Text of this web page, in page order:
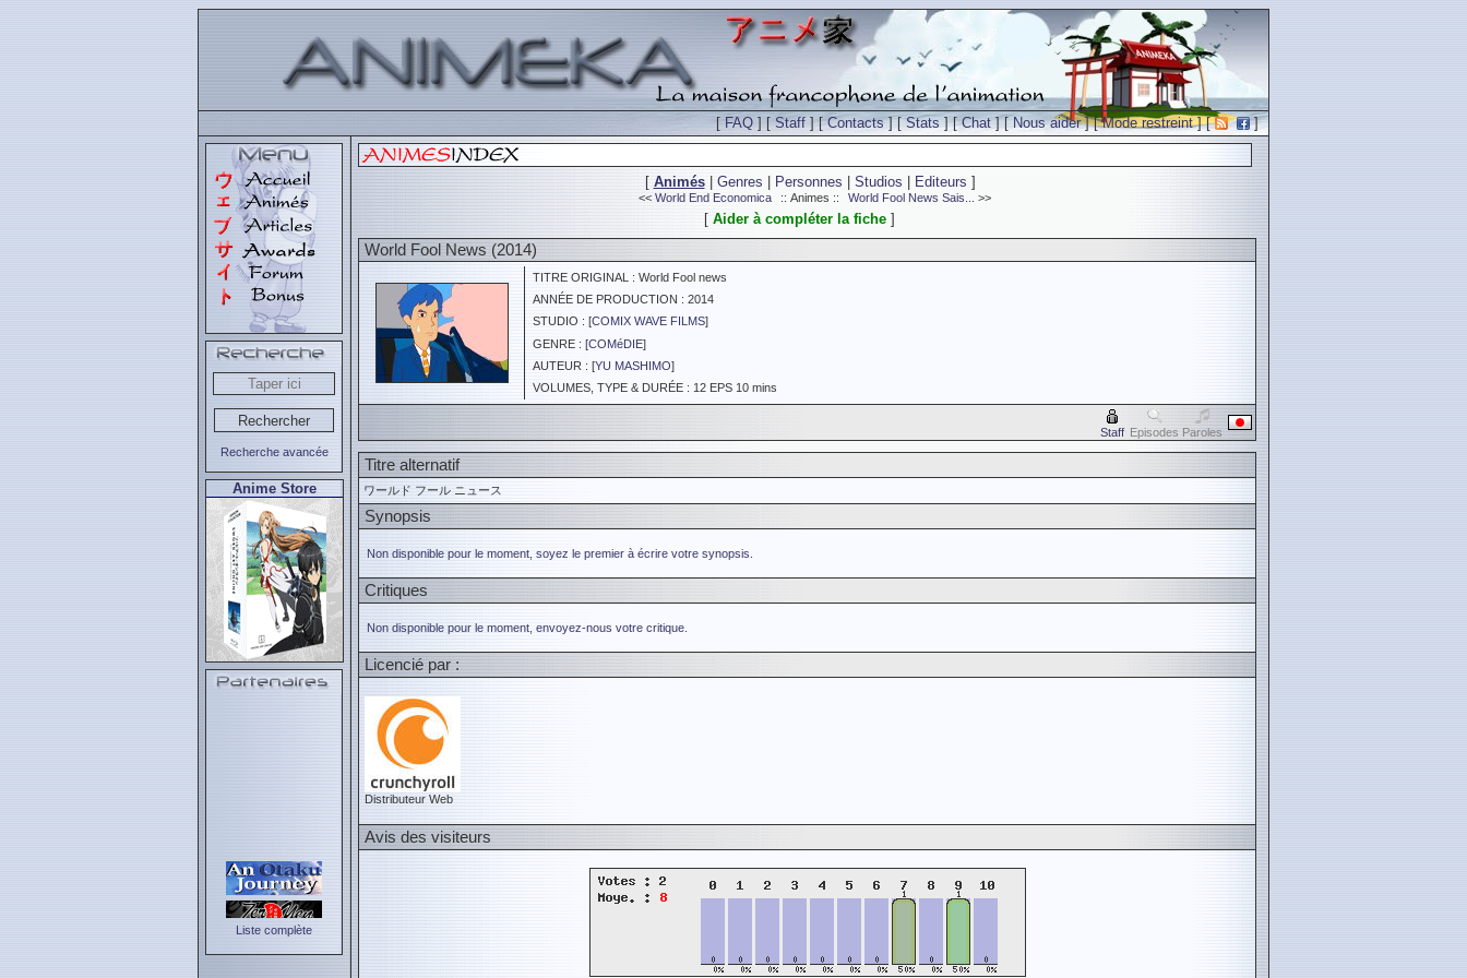
[FAQ ] [Staff ] [Contacts] [Stats] [Chat] [Nous aider] [Mode restreint] [ ]
Recherche avancée
Anime Store
Liste complète
[ Animés| Genres Personnes Studios Editeurs ]
<< World End Economica :: Animes :: World Fool News Sais... >>
[ Aider à compléter la fiche]
World Fool News (2014)
TITRE ORIGINAL : World Fool news
ANNÉE DE PRODUCTION : 2014
STUDIO : [COMIX WAVE FILMS]
GENRE : [COMéDIE]
AUTEUR : [YU MASHIMO]
VOLUMES, TYPE & DURÉE : 12 EPS 10 mins
Staff Episodes Paroles
Titre alternatif
ワールド フール ニュース
Synopsis
Non disponible pour le moment, soyez le premier à écrire votre synopsis.
Critiques
Non disponible pour le moment, envoyez-nous votre critique.
Licencié par :
Distributeur Web
Avis des visiteurs